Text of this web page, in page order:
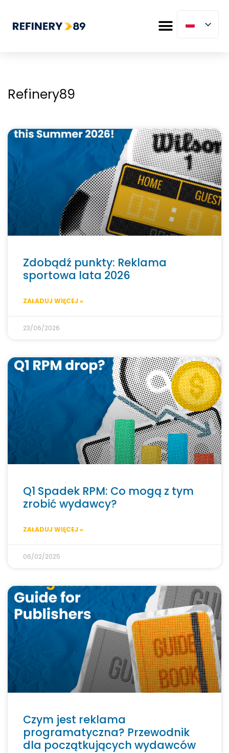
Refinery89
Zdobądź punkty: Reklama
sportowa lata 2026
ZAŁADUJ WIĘCEJ »
23/06/2026
Q1 Spadek RPM: Co mogą z tym
zrobić wydawcy?
ZAŁADUJ WIĘCEJ »
06/02/2025
Czym jest reklama
programatyczna? Przewodnik
dla początkujących wydawców